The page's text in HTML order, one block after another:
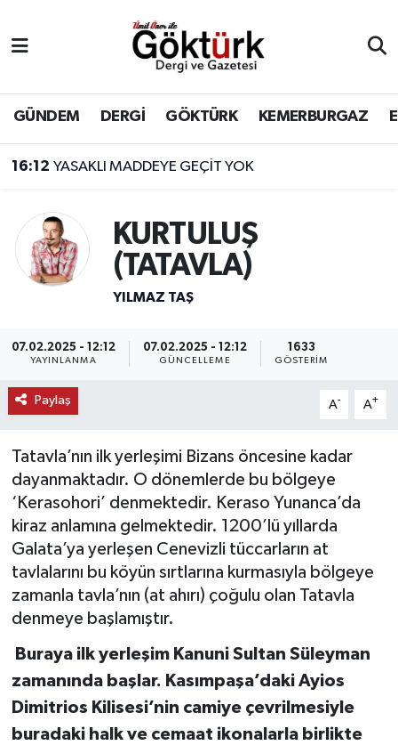
GÜNDEM DERGİ GÖKTÜRK KEMERBURGAZ
16:12 YASAKLI MADDEYE GEÇİT YOK
KURTULUŞ
(TATAVLA)
YILMAZ TAŞ
07.02.2025 - 12:12
YAYINLANMA
07.02.2025 - 12:12
GÜNCELLEME
1633
GÖSTERIM
Paylaş A- A+
Tatavla’nın ilk yerleşimi Bizans öncesine kadar
dayanmaktadır. O dönemlerde bu bölgeye
‘Kerasohori’ denmektedir. Keraso Yunanca’da
kiraz anlamına gelmektedir. 1200’lü yıllarda
Galata’ya yerleşen Cenevizli tüccarların at
tavlalarını bu köyün sırtlarına kurmasıyla bölgeye
zamanla tavla’nın (at ahırı) çoğulu olan Tatavla
denmeye başlamıştır.
Buraya ilk yerleşim Kanuni Sultan Süleyman
zamanında başlar. Kasımpaşa’daki Ayios
Dimitrios Kilisesi’nin camiye çevrilmesiyle
buradaki halk ve cemaat ikonalarla birlikte
BİLİM
DERGİ
EĞİTİM
EKONOMİ
GÖKTÜRK
GÜNDEM
KÜLTÜR - SANAT
MAGAZİN
ÖZEL HABER
SAĞLIK
SPOR
TEKNOLOJİ
Eyüpsultan Hava Durumu
Eyüpsultan Trafik Yoğunluk Haritası
Süper Lig Puan Durumu ve Fikstür
Son Dakika Haberleri
Haber Arşivi